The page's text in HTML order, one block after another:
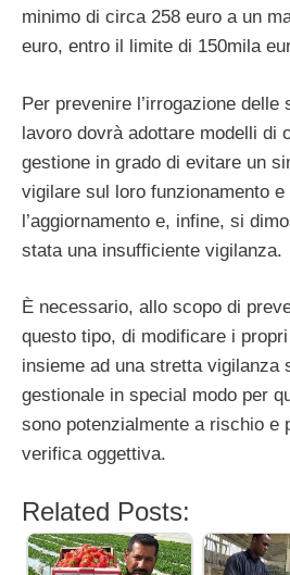
minimo di circa 258 euro a un
euro, entro il limite di 150mila
Per prevenire l’irrogazione delle
lavoro dovrà adottare modelli di
gestione in grado di evitare un
vigilare sul loro funzionamento e
l’aggiornamento e, infine, si
stata una insufficiente vigilanza.
È necessario, allo scopo di
questo tipo, di modificare i
insieme ad una stretta vigilanza
gestionale in special modo per
sono potenzialmente a rischio e
verifica oggettiva.
Related Posts: